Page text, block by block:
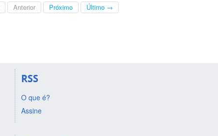
Anterior Próximo Último →
RSS
O que é?
Assine